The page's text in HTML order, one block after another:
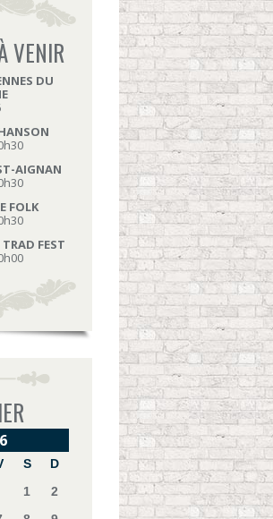
VENIR
DU
AIGNAN
FOLK
FEST
S
D
1
2